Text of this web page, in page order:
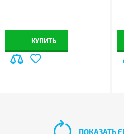
КУПИТЬ
ПОКАЗАТЬ